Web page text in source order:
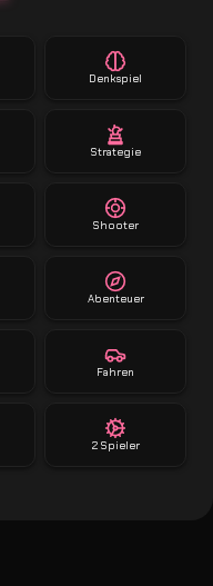
Denkspiel
Strategie
Shooter
Abenteuer
Fahren
2 Spieler